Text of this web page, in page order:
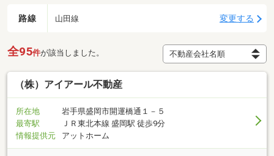
路線 山田線 変更する
全95件が該当しました。
（株）アイアール不動産
所在地
岩手県盛岡市開運橋通１－５
最寄駅
ＪＲ東北本線 盛岡駅 徒歩9分
情報提供元
アットホーム